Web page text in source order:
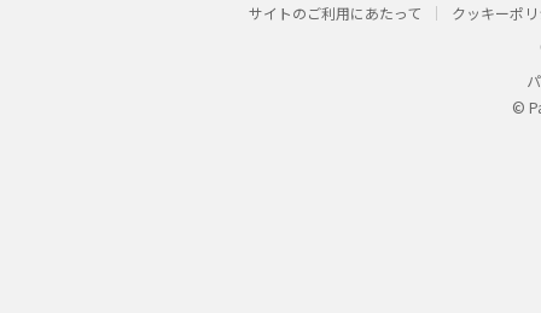
サイトのご利用にあたって クッキーポ
©